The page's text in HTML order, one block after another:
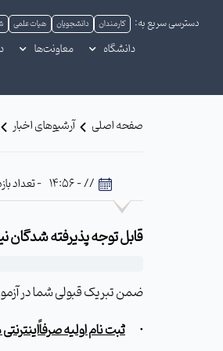
دسترسی سریع به: کارمندان دانشجویان هیات علمی
دانشگاه معاونت‌ها
صفحه اصلی آرشیوهای اخبار
// - 14:56 - تعداد بازدید: 2054
قابل توجه پذیرفته شدگان
ضمن تبریک قبولی شما در آزمون نیمه متمرکز سال 97 و ورود به عرصه جدیدی از
· ثبت نام اولیه